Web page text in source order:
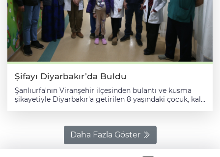
Şifayı Diyarbakır’da Buldu
Şanlıurfa'nın Viranşehir ilçesinden bulantı ve kusma
şikayetiyle Diyarbakır'a getirilen 8 yaşındaki çocuk, kalp
çiftinin 8 yaşındaki kızları Esmanur Demir, okuldayken
tarafından ilçedeki bir hastaneye götürülen Demir'e
yapılan tetkikler sonucu ilaç tedavisi uygulandı. Tedavi
Daha Fazla Göster